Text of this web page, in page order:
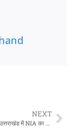
NEXT
दिल्ली कार ब्लास्ट: उत्तराखंड में NIA का छापा, हल्द्वानी से हिरासत में लिए गए 2 लोग